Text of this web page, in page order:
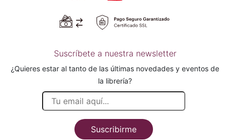
Suscríbete a nuestra newsletter
¿Quieres estar al tanto de las últimas novedades y eventos de
la librería?
Suscribirme